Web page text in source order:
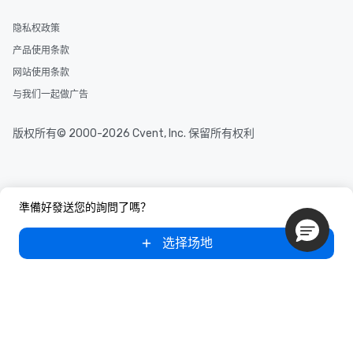
準備好發送您的詢問了嗎？
选择场地
隐私权政策
产品使用条款
网站使用条款
与我们一起做广告
版权所有© 2000-2026 Cvent, Inc. 保留所有权利